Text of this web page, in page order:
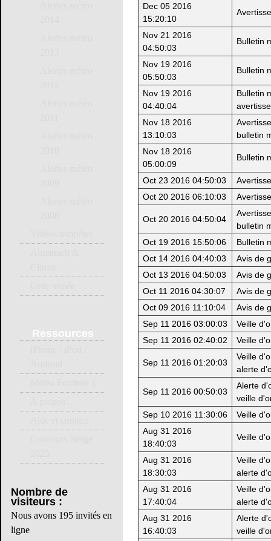
Dec 05 2016
15:20:10
Nov 21 2016
04:50:03
Bulletin
Nov 19 2016
05:50:03
Bulletin
Nov 19 2016
04:40:04
Bulletin
Nov 18 2016
13:10:03
bulletin
Nov 18 2016
05:00:09
Bulletin
Oct 23 2016 04:50:03
Oct 20 2016 06:10:03
Oct 20 2016 04:50:04
bulletin
Oct 19 2016 15:50:06
Bulletin
Oct 14 2016 04:40:03
Avis de
Oct 13 2016 04:50:03
Avis de
Oct 11 2016 04:30:07
Avis de
Oct 09 2016 11:10:04
Avis de
Sep 11 2016 03:00:03
Veille
Sep 11 2016 02:40:02
Veille
Sep 11 2016 01:20:03
Veille
alerte
Sep 11 2016 00:50:03
Alerte
veille
Sep 10 2016 11:30:06
Veille
Aug 31 2016
18:40:03
Veille
Aug 31 2016
18:30:03
Veille
alerte
Aug 31 2016
17:40:04
Veille
alerte
Aug 31 2016
16:40:03
Alerte
veille
Ressources
Nombre de
visiteurs :
Nous avons 195 invités en
ligne